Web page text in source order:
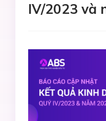
IV/2023 và